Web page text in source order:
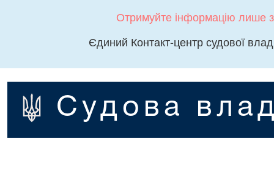
Отримуйте інформацію лише
Єдиний Контакт-центр судової
Судова